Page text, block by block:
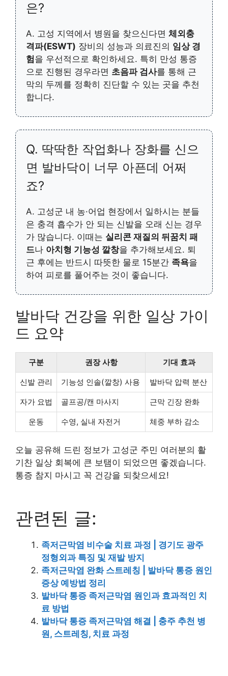
은?
A. 고성 지역에서 병원을 찾으신다면 체외충
격파(ESWT) 장비의 성능과 의료진의 임상 경
험을 우선적으로 확인하세요. 특히 만성 통증
으로 진행된 경우라면 초음파 검사를 통해 근
막의 두께를 정확히 진단할 수 있는 곳을 추천
합니다.
Q. 딱딱한 작업화나 장화를 신으
면 발바닥이 너무 아픈데 어쩌
죠?
A. 고성군 내 농·어업 현장에서 일하시는 분들
은 충격 흡수가 안 되는 신발을 오래 신는 경우
가 많습니다. 이때는 실리콘 재질의 뒤꿈치 패
드나 아치형 기능성 깔창을 추가해보세요. 퇴
근 후에는 반드시 따뜻한 물로 15분간 족욕을
하여 피로를 풀어주는 것이 좋습니다.
발바닥 건강을 위한 일상 가이
드 요약
구분 권장 사항 기대 효과
신발 관리 기능성 인솔(깔창) 사용 발바닥 압력 분산
자가 요법 골프공/캔 마사지 근막 긴장 완화
운동 수영, 실내 자전거 체중 부하 감소
오늘 공유해 드린 정보가 고성군 주민 여러분의 활
기찬 일상 회복에 큰 보탬이 되었으면 좋겠습니다.
통증 참지 마시고 꼭 건강을 되찾으세요!
관련된 글:
족저근막염 비수술 치료 과정 | 경기도 광주
정형외과 특징 및 재발 방지
족저근막염 완화 스트레칭 | 발바닥 통증 원인
증상 예방법 정리
발바닥 통증 족저근막염 원인과 효과적인 치
료 방법
발바닥 통증 족저근막염 해결 | 충주 추천 병
원, 스트레칭, 치료 과정